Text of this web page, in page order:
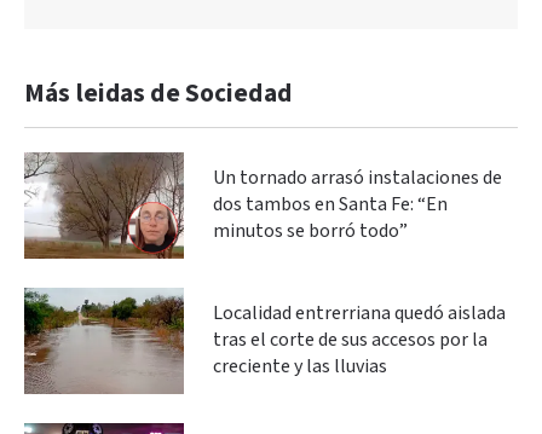
Más leidas de Sociedad
Un tornado arrasó instalaciones de
dos tambos en Santa Fe: “En
minutos se borró todo”
Localidad entrerriana quedó aislada
tras el corte de sus accesos por la
creciente y las lluvias